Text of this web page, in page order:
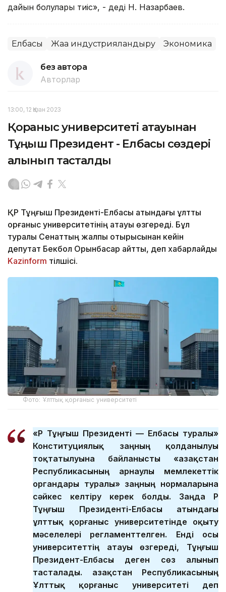
дайын болулары тиіс», - деді Н. Назарбаев.
Елбасы Жаңа индустрияландыру Экономика
без автора
Авторлар
13:00, 12 Қазан 2023
Қорғаныс университеті атауынан
Тұңғыш Президент - Елбасы сөздері
алынып тасталды
ҚР Тұңғыш Президенті-Елбасы атындағы ұлттық
қорғаныс университетінің атауы өзгереді. Бұл
туралы Сенаттың жалпы отырысынан кейін
депутат Бекбол Орынбасар айтты, деп хабарлайды
Kazinform тілшісі.
Фото: Ұлттық қорғаныс университеті
«ҚР Тұңғыш Президенті — Елбасы туралы»
Конституциялық заңның қолданылуы
тоқтатылуына байланысты «Қазақстан
Республикасының арнаулы мемлекеттік
органдары туралы» заңның нормаларына
сәйкес келтіру керек болды. Заңда ҚР
Тұңғыш Президенті-Елбасы атындағы
ұлттық қорғаныс университетінде оқыту
мәселелері регламенттелген. Енді осы
университеттің атауы өзгереді, Тұңғыш
Президент-Елбасы деген сөз алынып
тасталады. Қазақстан Республикасының
Ұлттық қорғаныс университеті деп